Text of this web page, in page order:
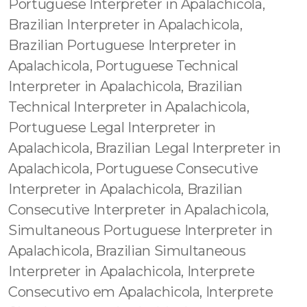
Portuguese Interpreter in Apalachicola,
Brazilian Interpreter in Apalachicola,
Brazilian Portuguese Interpreter in
Apalachicola, Portuguese Technical
Interpreter in Apalachicola, Brazilian
Technical Interpreter in Apalachicola,
Portuguese Legal Interpreter in
Apalachicola, Brazilian Legal Interpreter in
Apalachicola, Portuguese Consecutive
Interpreter in Apalachicola, Brazilian
Consecutive Interpreter in Apalachicola,
Simultaneous Portuguese Interpreter in
Apalachicola, Brazilian Simultaneous
Interpreter in Apalachicola, Interprete
Consecutivo em Apalachicola, Interprete